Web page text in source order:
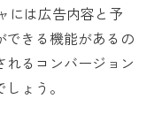
には広告内容と予
きる機能があるの
るコンバージョン
ょう。